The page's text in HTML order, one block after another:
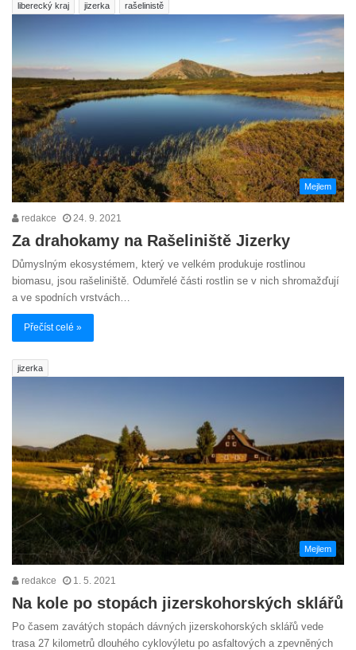
liberecký kraj jizerka rašelinistě
Mejlem
redakce 24. 9. 2021
Za drahokamy na Rašeliniště Jizerky
Důmyslným ekosystémem, který ve velkém produkuje rostlinou
biomasu, jsou rašeliniště. Odumřelé části rostlin se v nich shromažďují
a ve spodních vrstvách…
Přečíst celé »
jizerka
Mejlem
redakce 1. 5. 2021
Na kole po stopách jizerskohorských sklářů
Po časem zavátých stopách dávných jizerskohorských sklářů vede
trasa 27 kilometrů dlouhého cyklovýletu po asfaltových a zpevněných